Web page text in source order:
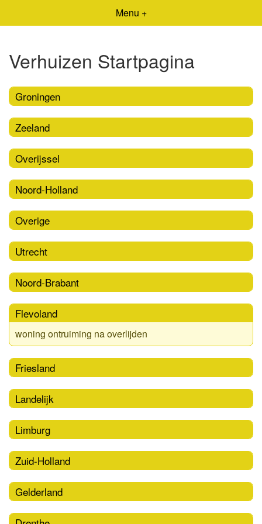
Menu +
Verhuizen Startpagina
Groningen
Zeeland
Overijssel
Noord-Holland
Overige
Utrecht
Noord-Brabant
Flevoland
woning ontruiming na overlijden
Friesland
Landelijk
Limburg
Zuid-Holland
Gelderland